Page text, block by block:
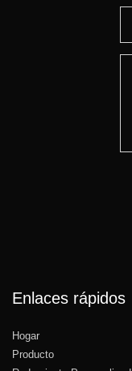
Enlaces rápidos
Hogar
Producto